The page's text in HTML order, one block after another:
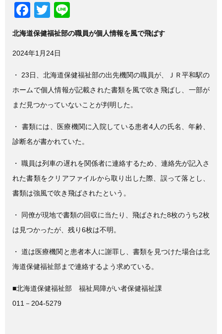
F
a
c
e
b
o
o
k
T
wi
tt
er
n
e
北海道保健福祉部の職員が個人情報を風で飛ばす
2024年1月24日
・ 23日、北海道保健福祉部の出先機関の職員が、ＪＲ平和駅の
ホームで個人情報が記載された書類を風で吹き飛ばし、一部が
まだ見つかっていないことが判明した。
・ 書類には、医療機関に入院している患者4人の氏名、年齢、
診断名が書かれていた。
・ 職員は列車の遅れを関係者に連絡するため、連絡先が記入さ
れた書類をクリアファイルから取り出した際、誤って落とし、
書類は強風で吹き飛ばされたという。
・ 同僚が現地で書類の回収に当たり、飛ばされた8枚のうち2枚
は見つかったが、残り6枚は不明。
・ 道は医療機関と患者本人に謝罪し、書類を見つけた場合は北
海道保健福祉部まで連絡するよう求めている。
■北海道保健福祉部 福祉局障がい者保健福祉課
011－204-5279